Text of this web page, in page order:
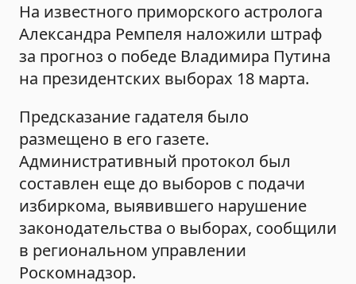
На известного приморского астролога
Александра Ремпеля наложили штраф
за прогноз о победе Владимира Путина
на президентских выборах 18 марта.
Предсказание гадателя было
размещено в его газете.
Административный протокол был
составлен еще до выборов с подачи
избиркома, выявившего нарушение
законодательства о выборах, сообщили
в региональном управлении
Роскомнадзор.